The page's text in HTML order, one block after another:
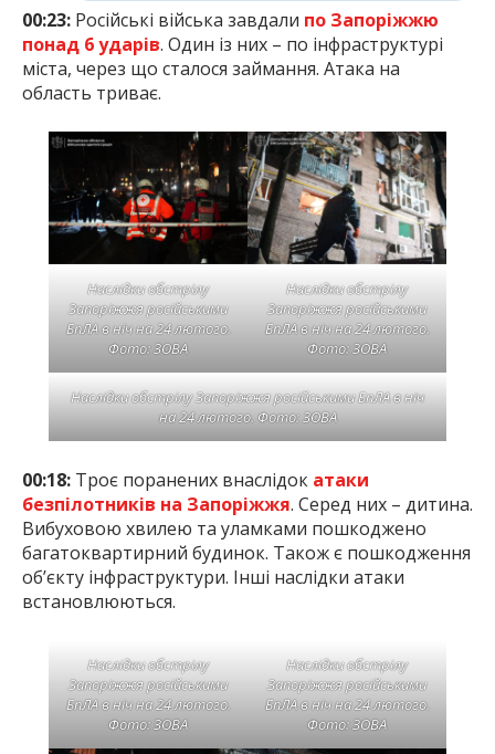
00:23: Російські війська завдали по Запоріжжю
понад 6 ударів. Один із них – по інфраструктурі
міста, через що сталося займання. Атака на
область триває.
Наслідки обстрілу
Запоріжжя російськими
БпЛА в ніч на 24 лютого.
Фото: ЗОВА
Наслідки обстрілу
Запоріжжя російськими
БпЛА в ніч на 24 лютого.
Фото: ЗОВА
Наслідки обстрілу Запоріжжя російськими БпЛА в ніч
на 24 лютого. Фото: ЗОВА
00:18: Троє поранених внаслідок атаки
безпілотників на Запоріжжя. Серед них – дитина.
Вибуховою хвилею та уламками пошкоджено
багатоквартирний будинок. Також є пошкодження
об’єкту інфраструктури. Інші наслідки атаки
встановлюються.
Наслідки обстрілу
Запоріжжя російськими
БпЛА в ніч на 24 лютого.
Фото: ЗОВА
Наслідки обстрілу
Запоріжжя російськими
БпЛА в ніч на 24 лютого.
Фото: ЗОВА